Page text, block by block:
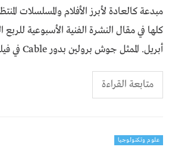
مبدعة كالعادة لأبرز الأفلام والمسلسلات
كلها في مقال النشرة الفنية الأسبوعية
أبريل. الممثل جوش برولين بدور Cable في فيلم Deadpool
متابعة القراءة
علوم وتكنولوجيا